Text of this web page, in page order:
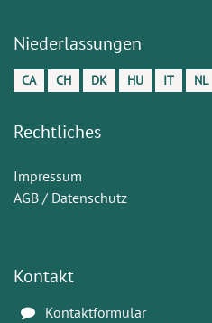
Niederlassungen
CA CH DK HU IT NL
Rechtliches
Impressum
AGB / Datenschutz
Kontakt
Kontaktformular